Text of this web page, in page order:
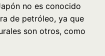
no es conocido
de petróleo, ya que
son otros, como